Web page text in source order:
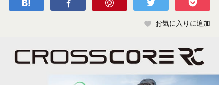
お気に入りに追加